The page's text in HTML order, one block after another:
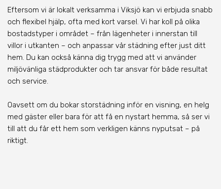
Eftersom vi är lokalt verksamma i Viksjö kan vi erbjuda snabb
och flexibel hjälp, ofta med kort varsel. Vi har koll på olika
bostadstyper i området – från lägenheter i innerstan till
villor i utkanten – och anpassar vår städning efter just ditt
hem. Du kan också känna dig trygg med att vi använder
miljövänliga städprodukter och tar ansvar för både resultat
och service.
Oavsett om du bokar storstädning inför en visning, en helg
med gäster eller bara för att få en nystart hemma, så ser vi
till att du får ett hem som verkligen känns nyputsat – på
riktigt.